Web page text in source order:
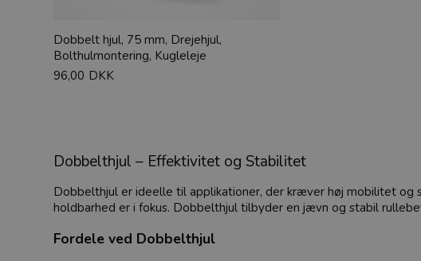
Dobbelt hjul, 75 mm, Drejehjul,
Bolthulmontering, Kugleleje
96,00 DKK
Dobbelthjul – Effektivitet og Stabilitet
Dobbelthjul er ideelle til applikationer, der kræver høj mobilitet og
holdbarhed er i fokus. Dobbelthjul tilbyder en jævn og stabil
Fordele ved Dobbelthjul